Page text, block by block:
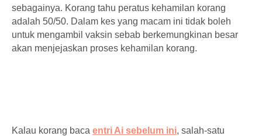
sebagainya. Korang tahu peratus kehamilan korang
adalah 50/50. Dalam kes yang macam ini tidak boleh
untuk mengambil vaksin sebab berkemungkinan besar
akan menjejaskan proses kehamilan korang.
Kalau korang baca entri Ai sebelum ini, salah-satu